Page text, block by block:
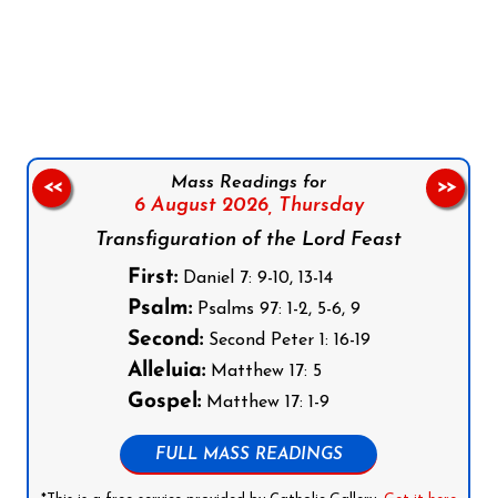
Mass Readings for
6 August 2026, Thursday
Transfiguration of the Lord Feast
First:Daniel 7: 9-10, 13-14
Psalm:Psalms 97: 1-2, 5-6, 9
Second:Second Peter 1: 16-19
Alleluia:Matthew 17: 5
Gospel:Matthew 17: 1-9
FULL MASS READINGS
<< >>